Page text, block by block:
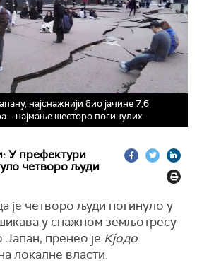
најснажнији био јачине 7,6
– најмање шесторо погинулих
У префектури
четворо људи
је четворо људи погинуло у
у снажном земљотресу
Јапан, пренео је Кјодо
локалне власти.